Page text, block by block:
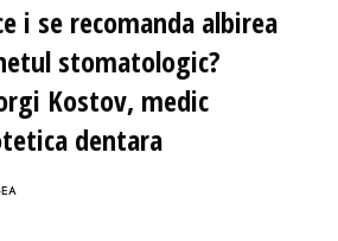
i se recomanda albirea
stomatologic?
Kostov, medic
dentara